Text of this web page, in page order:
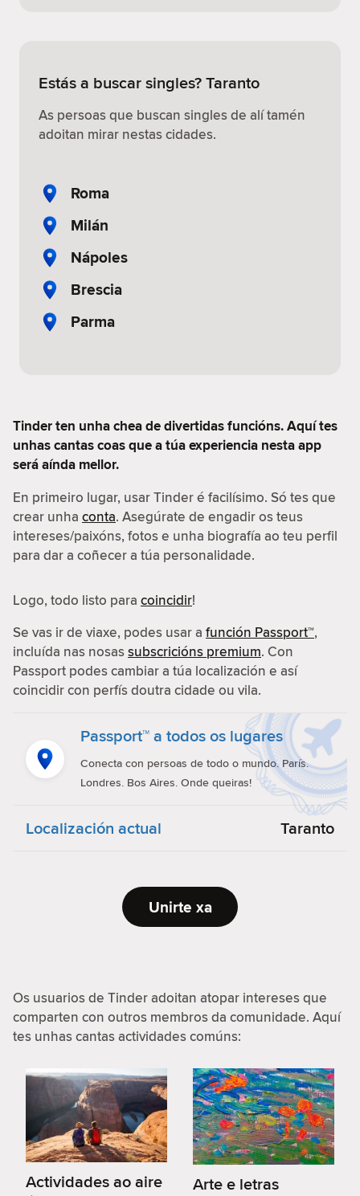
Estás a buscar singles? Taranto
As persoas que buscan singles de alí tamén
adoitan mirar nestas cidades.
Roma
Milán
Nápoles
Brescia
Parma
Tinder ten unha chea de divertidas funcións. Aquí tes
unhas cantas coas que a túa experiencia nesta app
será aínda mellor.
En primeiro lugar, usar Tinder é facilísimo. Só tes que
crear unha conta. Asegúrate de engadir os teus
intereses/paixóns, fotos e unha biografía ao teu perfil
para dar a coñecer a túa personalidade.
Logo, todo listo para coincidir!
Se vas ir de viaxe, podes usar a función Passport™,
incluída nas nosassubscricións premium. Con
Passport podes cambiar a túa localización e así
coincidir con perfís doutra cidade ou vila.
Passport™ a todos os lugares
Conecta con persoas de todo o mundo. París.
Londres. Bos Aires. Onde queiras!
Localización actual Taranto
Unirte xa
Os usuarios de Tinder adoitan atopar intereses que
comparten con outros membros da comunidade. Aquí
tes unhas cantas actividades comúns:
Actividades ao aire
Arte e letras